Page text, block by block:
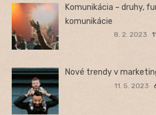
Komunikácia – druhy,
komunikácie
8. 2. 2023
Nové trendy v
11. 5. 2023